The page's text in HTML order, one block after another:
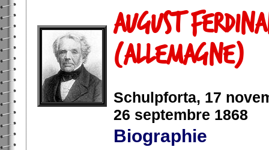
August
(Allemagne)
Schulpforta, 17
26 septembre 1868
Biographie